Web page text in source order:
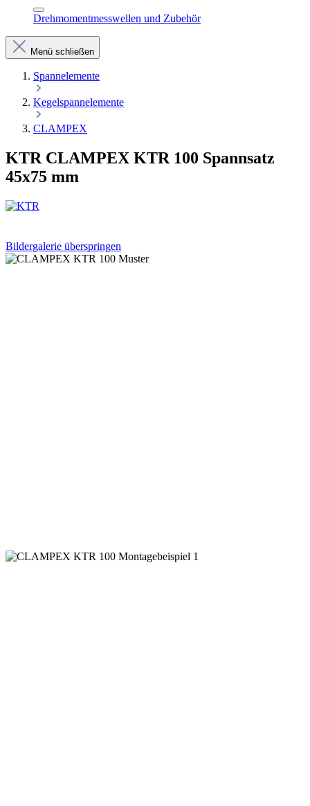
Drehmomentmesswellen und Zubehör
Menü schließen
Spannelemente
Kegelspannelemente
CLAMPEX
KTR CLAMPEX KTR 100 Spannsatz
45x75 mm
Bildergalerie überspringen